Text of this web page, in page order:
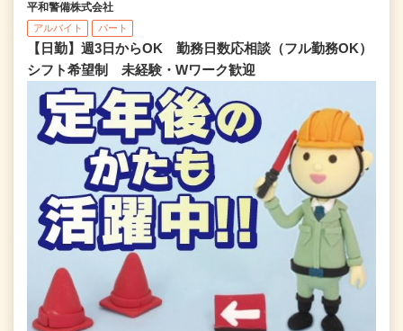
平和警備株式会社
アルバイト パート
【日勤】週3日からOK 勤務日数応相談（フル勤務OK）
シフト希望制 未経験・Wワーク歓迎